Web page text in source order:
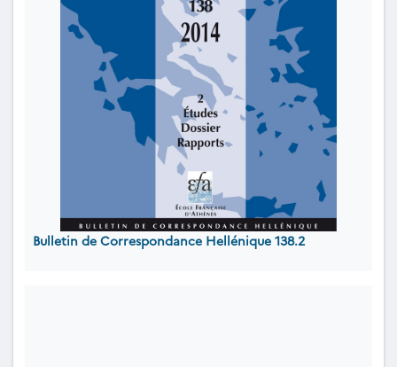
Bulletin de Correspondance Hellénique 138.2